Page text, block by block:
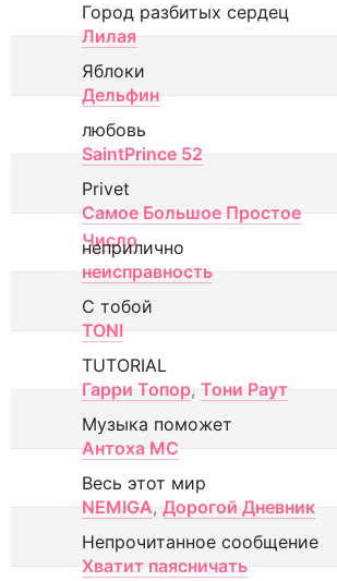
Город разбитых сердец
Лилая
Яблоки
Дельфин
любовь
SaintPrince 52
Privet
Самое Большое Простое
Число
неприлично
неисправность
С тобой
TONI
TUTORIAL
Гарри Топор, Тони Раут
Музыка поможет
Антоха МС
Весь этот мир
NEMIGA, Дорогой Дневник
Непрочитанное сообщение
Хватит паясничать